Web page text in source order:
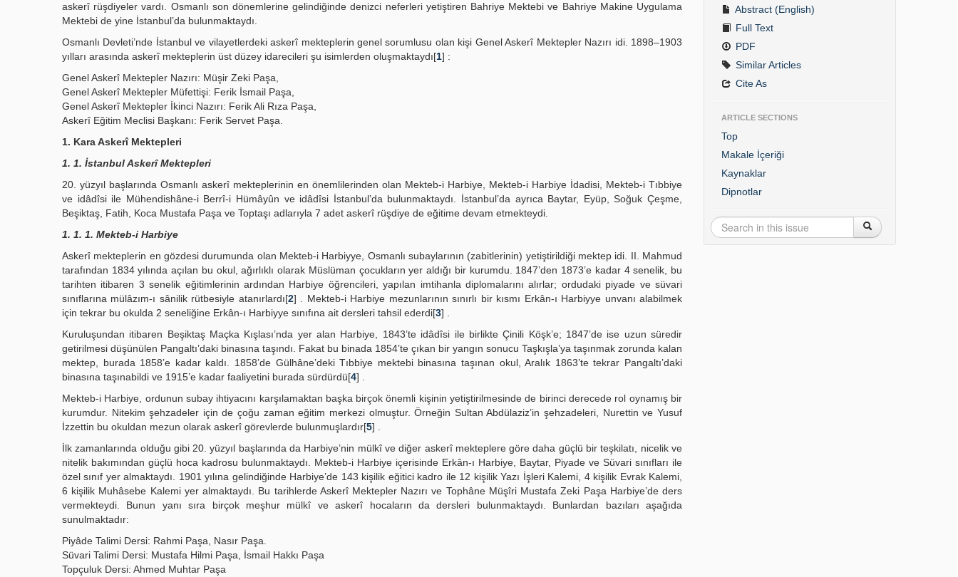
askerî rüşdiyeler vardı. Osmanlı son dönemlerine gelindiğinde denizci neferleri yetiştiren Bahriye Mektebi ve Bahriye Makine Uygulama
Mektebi de yine İstanbul’da bulunmaktaydı.
Osmanlı Devleti’nde İstanbul ve vilayetlerdeki askerî mekteplerin genel sorumlusu olan kişi Genel Askerî Mektepler Nazırı idi. 1898–1903
yılları arasında askerî mekteplerin üst düzey idarecileri şu isimlerden oluşmaktaydı[1] :
Genel Askerî Mektepler Nazırı: Müşir Zeki Paşa,
Genel Askerî Mektepler Müfettişi: Ferik İsmail Paşa,
Genel Askerî Mektepler İkinci Nazırı: Ferik Ali Rıza Paşa,
Askerî Eğitim Meclisi Başkanı: Ferik Servet Paşa.
1. Kara Askerî Mektepleri
1. 1. İstanbul Askerî Mektepleri
20. yüzyıl başlarında Osmanlı askerî mekteplerinin en önemlilerinden olan Mekteb-i Harbiye, Mekteb-i Harbiye İdadisi, Mekteb-i Tıbbiye
ve idâdîsi ile Mühendishâne-i Berrî-i Hümâyûn ve idâdîsi İstanbul’da bulunmaktaydı. İstanbul’da ayrıca Baytar, Eyüp, Soğuk Çeşme,
Beşiktaş, Fatih, Koca Mustafa Paşa ve Toptaşı adlarıyla 7 adet askerî rüşdiye de eğitime devam etmekteydi.
1. 1. 1. Mekteb-i Harbiye
Askerî mekteplerin en gözdesi durumunda olan Mekteb-i Harbiyye, Osmanlı subaylarının (zabitlerinin) yetiştirildiği mektep idi. II. Mahmud
tarafından 1834 yılında açılan bu okul, ağırlıklı olarak Müslüman çocukların yer aldığı bir kurumdu. 1847’den 1873’e kadar 4 senelik, bu
tarihten itibaren 3 senelik eğitimlerinin ardından Harbiye öğrencileri, yapılan imtihanla diplomalarını alırlar; ordudaki piyade ve süvari
sınıflarına mülâzım-ı sânilik rütbesiyle atanırlardı[2] . Mekteb-i Harbiye mezunlarının sınırlı bir kısmı Erkân-ı Harbiyye unvanı alabilmek
için tekrar bu okulda 2 seneliğine Erkân-ı Harbiyye sınıfına ait dersleri tahsil ederdi[3] .
Kuruluşundan itibaren Beşiktaş Maçka Kışlası’nda yer alan Harbiye, 1843’te idâdîsi ile birlikte Çinili Köşk’e; 1847’de ise uzun süredir
getirilmesi düşünülen Pangaltı’daki binasına taşındı. Fakat bu binada 1854’te çıkan bir yangın sonucu Taşkışla’ya taşınmak zorunda kalan
mektep, burada 1858’e kadar kaldı. 1858’de Gülhâne’deki Tıbbiye mektebi binasına taşınan okul, Aralık 1863’te tekrar Pangaltı’daki
binasına taşınabildi ve 1915’e kadar faaliyetini burada sürdürdü[4] .
Mekteb-i Harbiye, ordunun subay ihtiyacını karşılamaktan başka birçok önemli kişinin yetiştirilmesinde de birinci derecede rol oynamış bir
kurumdur. Nitekim şehzadeler için de çoğu zaman eğitim merkezi olmuştur. Örneğin Sultan Abdülaziz’in şehzadeleri, Nurettin ve Yusuf
İzzettin bu okuldan mezun olarak askerî görevlerde bulunmuşlardır[5] .
İlk zamanlarında olduğu gibi 20. yüzyıl başlarında da Harbiye’nin mülkî ve diğer askerî mekteplere göre daha güçlü bir teşkilatı, nicelik ve
nitelik bakımından güçlü hoca kadrosu bulunmaktaydı. Mekteb-i Harbiye içerisinde Erkân-ı Harbiye, Baytar, Piyade ve Süvari sınıfları ile
özel sınıf yer almaktaydı. 1901 yılına gelindiğinde Harbiye’de 143 kişilik eğitici kadro ile 12 kişilik Yazı İşleri Kalemi, 4 kişilik Evrak Kalemi,
6 kişilik Muhâsebe Kalemi yer almaktaydı. Bu tarihlerde Askerî Mektepler Nazırı ve Tophâne Müşîri Mustafa Zeki Paşa Harbiye’de ders
vermekteydi. Bunun yanı sıra birçok meşhur mülkî ve askerî hocaların da dersleri bulunmaktaydı. Bunlardan bazıları aşağıda
sunulmaktadır:
Piyâde Talimi Dersi: Rahmi Paşa, Nasır Paşa.
Süvari Talimi Dersi: Mustafa Hilmi Paşa, İsmail Hakkı Paşa
Topçuluk Dersi: Ahmed Muhtar Paşa
Abstract (English)
Full Text
PDF
Similar Articles
Cite As
ARTICLE SECTIONS
Top
Makale İçeriği
Kaynaklar
Dipnotlar